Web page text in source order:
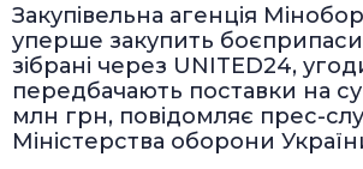
Закупівельна агенція
уперше закупить
зібрані через UNITED24,
передбачають поставки на
млн грн, повідомляє прес-
Міністерства оборони